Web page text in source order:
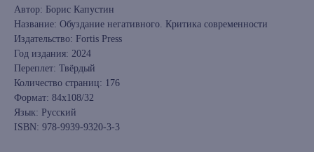
Автор: Борис Капустин
Название: Обуздание негативного. Критика современности
Издательство: Fortis Press
Год издания: 2024
Переплет: Твёрдый
Количество страниц: 176
Формат: 84x108/32
Язык: Русский
ISBN: 978-9939-9320-3-3